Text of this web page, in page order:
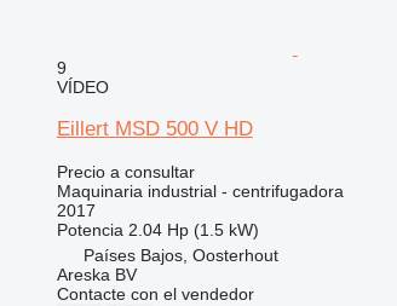
9
VÍDEO
Eillert MSD 500 V HD
Precio a consultar
Maquinaria industrial - centrifugadora
2017
Potencia 2.04 Hp (1.5 kW)
Países Bajos, Oosterhout
Areska BV
Contacte con el vendedor